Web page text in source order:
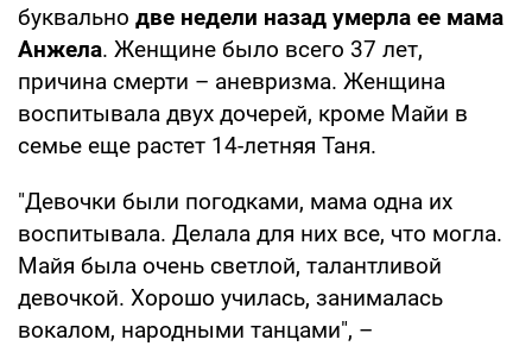
буквально две недели назад умерла ее мама
Анжела. Женщине было всего 37 лет,
причина смерти – аневризма. Женщина
воспитывала двух дочерей, кроме Майи в
семье еще растет 14-летняя Таня.
"Девочки были погодками, мама одна их
воспитывала. Делала для них все, что могла.
Майя была очень светлой, талантливой
девочкой. Хорошо училась, занималась
вокалом, народными танцами", –